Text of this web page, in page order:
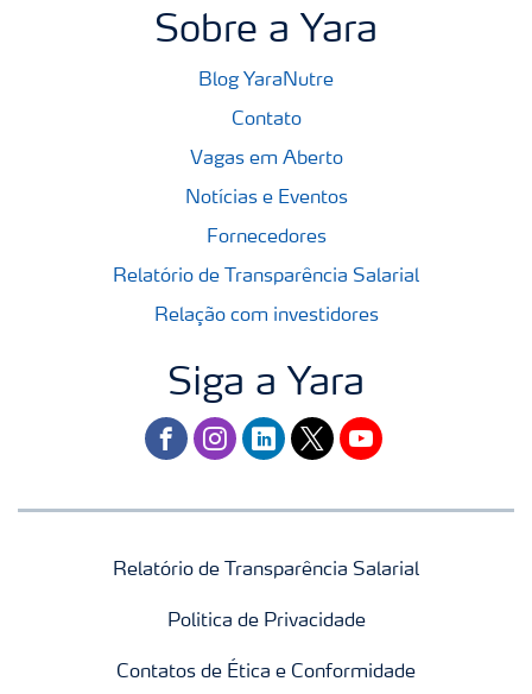
Sobre a Yara
Blog YaraNutre
Contato
Vagas em Aberto
Notícias e Eventos
Fornecedores
Relatório de Transparência Salarial
Relação com investidores
Siga a Yara
facebookinstagram
linkedintwitteryoutube
Relatório de Transparência Salarial
Politica de Privacidade
Contatos de Ética e Conformidade